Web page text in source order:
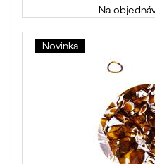
Na
Novinka